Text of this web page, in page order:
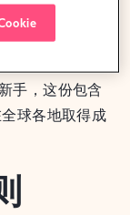
的革命正带来
手，这份包含
球各地取得成